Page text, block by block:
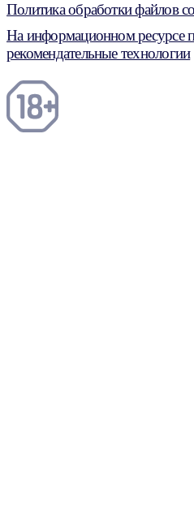
Политика обработки файлов
На информационном ресурсе
рекомендательные технологии